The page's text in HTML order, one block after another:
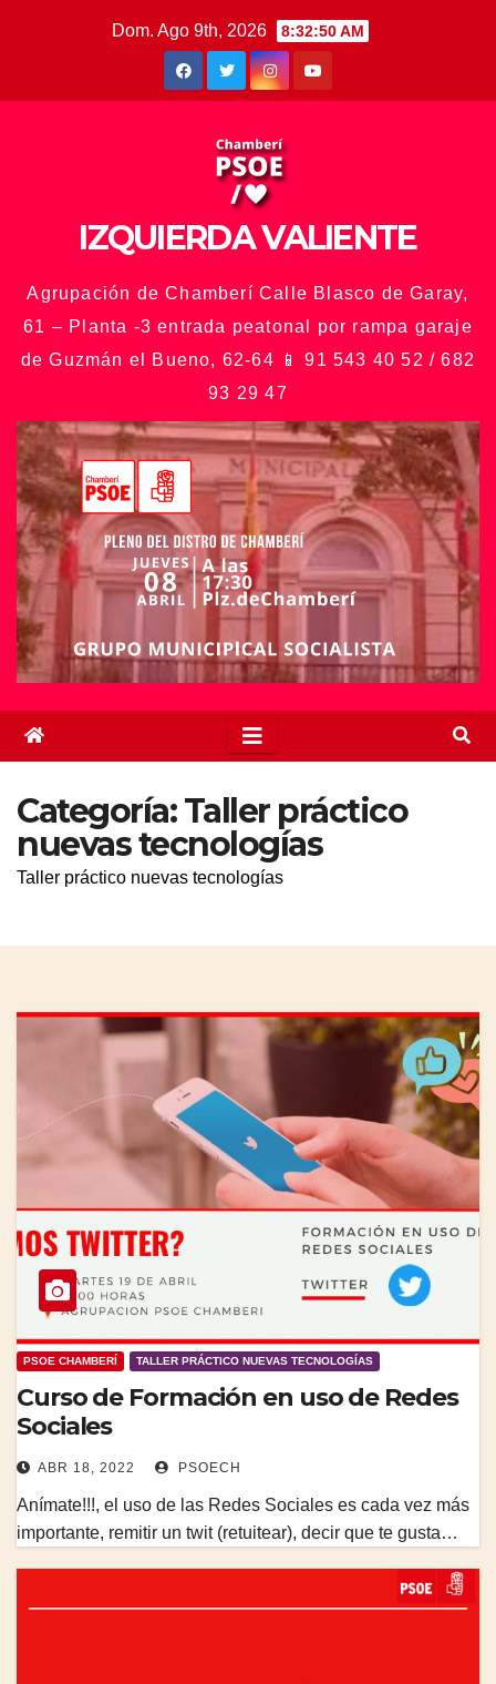
Dom. Ago 9th, 2026 8:32:52 AM
IZQUIERDA VALIENTE
Agrupación de Chamberí Calle Blasco de Garay,
61 – Planta -3 entrada peatonal por rampa garaje
de Guzmán el Bueno, 62-64 📱 91 543 40 52 / 682
93 29 47
Categoría:Taller práctico
nuevas tecnologías
Taller práctico nuevas tecnologías
PSOE CHAMBERÍ TALLER PRÁCTICO NUEVAS TECNOLOGÍAS
Curso de Formación en uso de Redes
Sociales
ABR 18, 2022 PSOECH
Anímate!!!, el uso de las Redes Sociales es cada vez más
importante, remitir un twit (retuitear), decir que te gusta…